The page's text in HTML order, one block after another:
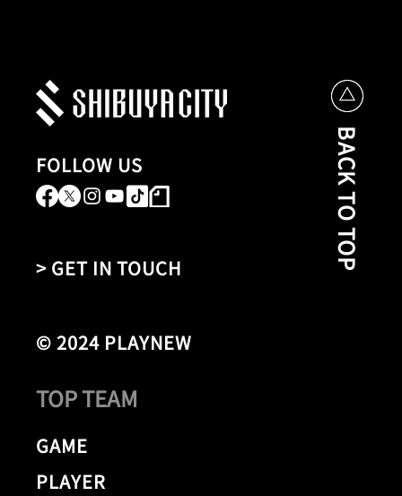
FOLLOW US
> GET IN TOUCH
© 2024 PLAYNEW
TOP TEAM
GAME
PLAYER
BACK TO TOP